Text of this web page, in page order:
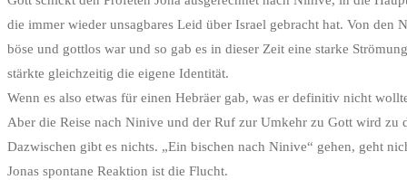
die immer wieder unsagbares Leid über Israel gebracht hat. Von
böse und gottlos war und so gab es in dieser Zeit eine starke
stärkte gleichzeitig die eigene Identität.
Wenn es also etwas für einen Hebräer gab, was er definitiv nicht
Aber die Reise nach Ninive und der Ruf zur Umkehr zu Gott wird zu
Dazwischen gibt es nichts. „Ein bischen nach Ninive“ gehen, geht
Jonas spontane Reaktion ist die Flucht.